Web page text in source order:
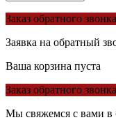
Заказ обратного звонка
Заявка на обратный
Ваша корзина пуста
Заказ обратного звонка
Мы свяжемся с вами в